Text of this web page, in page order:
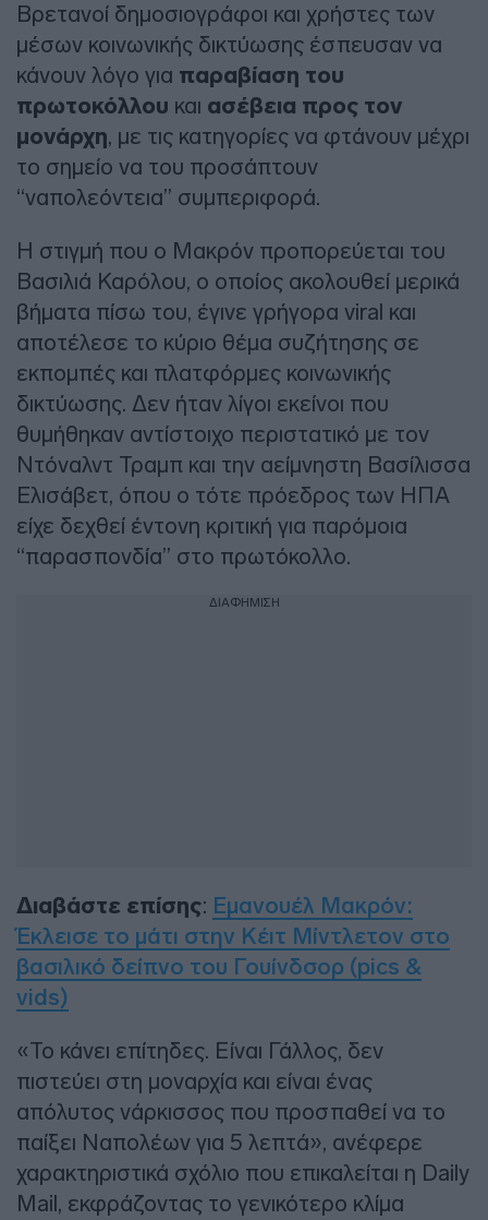
Βρετανοί δημοσιογράφοι και χρήστες των
μέσων κοινωνικής δικτύωσης έσπευσαν να
κάνουν λόγο για παραβίαση του
πρωτοκόλλου και ασέβεια προς τον
μονάρχη, με τις κατηγορίες να φτάνουν μέχρι
το σημείο να του προσάπτουν
“ναπολεόντεια” συμπεριφορά.
Η στιγμή που ο Μακρόν προπορεύεται του
Βασιλιά Καρόλου, ο οποίος ακολουθεί μερικά
βήματα πίσω του, έγινε γρήγορα viral και
αποτέλεσε το κύριο θέμα συζήτησης σε
εκπομπές και πλατφόρμες κοινωνικής
δικτύωσης. Δεν ήταν λίγοι εκείνοι που
θυμήθηκαν αντίστοιχο περιστατικό με τον
Ντόναλντ Τραμπ και την αείμνηστη Βασίλισσα
Ελισάβετ, όπου ο τότε πρόεδρος των ΗΠΑ
είχε δεχθεί έντονη κριτική για παρόμοια
“παρασπονδία” στο πρωτόκολλο.
ΔΙΑΦΗΜΙΣΗ
Διαβάστε επίσης: Εμανουέλ Μακρόν:
Έκλεισε το μάτι στην Κέιτ Μίντλετον στο
βασιλικό δείπνο του Γουίνδσορ (pics &
vids)
«Το κάνει επίτηδες. Είναι Γάλλος, δεν
πιστεύει στη μοναρχία και είναι ένας
απόλυτος νάρκισσος που προσπαθεί να το
παίξει Ναπολέων για 5 λεπτά», ανέφερε
χαρακτηριστικά σχόλιο που επικαλείται η Daily
Mail, εκφράζοντας το γενικότερο κλίμα